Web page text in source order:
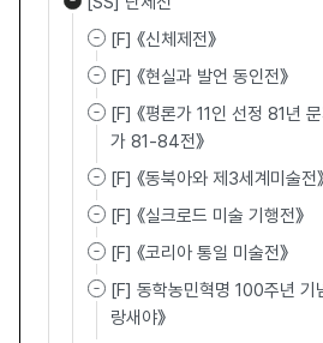
[F] 《신체제전》
[F] 《현실과 발언 동인전》
[F] 《평론가 11인 선정 81년
가 81-84전》
[F] 《동북아와 제3세계미술전
[F] 《실크로드 미술 기행전》
[F] 《코리아 통일 미술전》
[F] 동학농민혁명 100주년 기
랑새야》